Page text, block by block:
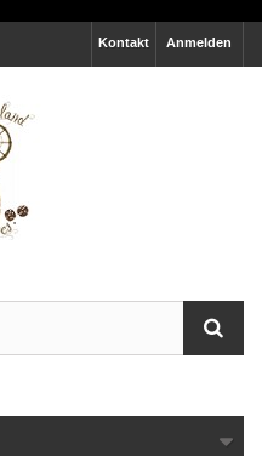
Anmelden
Kontakt